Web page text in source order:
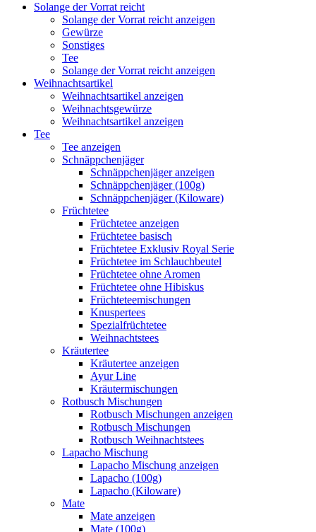
Solange der Vorrat reicht
Solange der Vorrat reicht anzeigen
Gewürze
Sonstiges
Tee
Solange der Vorrat reicht anzeigen
Weihnachtsartikel
Weihnachtsartikel anzeigen
Weihnachtsgewürze
Weihnachtsartikel anzeigen
Tee
Tee anzeigen
Schnäppchenjäger
Schnäppchenjäger anzeigen
Schnäppchenjäger (100g)
Schnäppchenjäger (Kiloware)
Früchtetee
Früchtetee anzeigen
Früchtetee basisch
Früchtetee Exklusiv Royal Serie
Früchtetee im Schlauchbeutel
Früchtetee ohne Aromen
Früchtetee ohne Hibiskus
Früchteteemischungen
Knuspertees
Spezialfrüchtetee
Weihnachtstees
Kräutertee
Kräutertee anzeigen
Ayur Line
Kräutermischungen
Rotbusch Mischungen
Rotbusch Mischungen anzeigen
Rotbusch Mischungen
Rotbusch Weihnachtstees
Lapacho Mischung
Lapacho Mischung anzeigen
Lapacho (100g)
Lapacho (Kiloware)
Mate
Mate anzeigen
Mate (100g)